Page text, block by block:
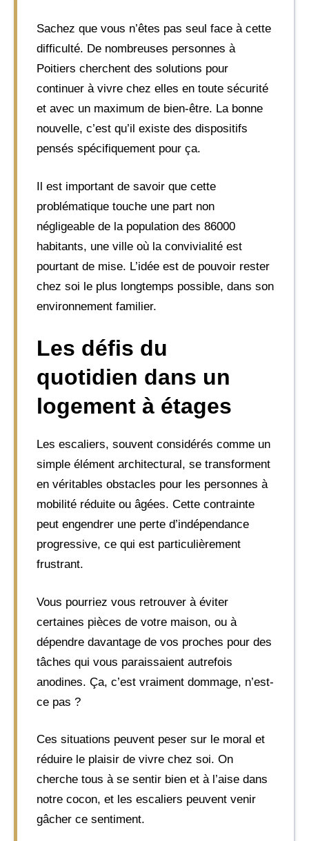
Sachez que vous n’êtes pas seul face à cette
difficulté. De nombreuses personnes à
Poitiers cherchent des solutions pour
continuer à vivre chez elles en toute sécurité
et avec un maximum de bien-être. La bonne
nouvelle, c’est qu’il existe des dispositifs
pensés spécifiquement pour ça.
Il est important de savoir que cette
problématique touche une part non
négligeable de la population des 86000
habitants, une ville où la convivialité est
pourtant de mise. L’idée est de pouvoir rester
chez soi le plus longtemps possible, dans son
environnement familier.
Les défis du
quotidien dans un
logement à étages
Les escaliers, souvent considérés comme un
simple élément architectural, se transforment
en véritables obstacles pour les personnes à
mobilité réduite ou âgées. Cette contrainte
peut engendrer une perte d’indépendance
progressive, ce qui est particulièrement
frustrant.
Vous pourriez vous retrouver à éviter
certaines pièces de votre maison, ou à
dépendre davantage de vos proches pour des
tâches qui vous paraissaient autrefois
anodines. Ça, c’est vraiment dommage, n’est-
ce pas ?
Ces situations peuvent peser sur le moral et
réduire le plaisir de vivre chez soi. On
cherche tous à se sentir bien et à l’aise dans
notre cocon, et les escaliers peuvent venir
gâcher ce sentiment.